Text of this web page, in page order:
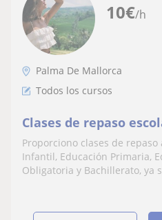
10€/h
Palma De Mallorca
Todos los cursos
Clases de repaso
Proporciono clases de
Infantil, Educación Primaria,
Obligatoria y Bachillerato, ya